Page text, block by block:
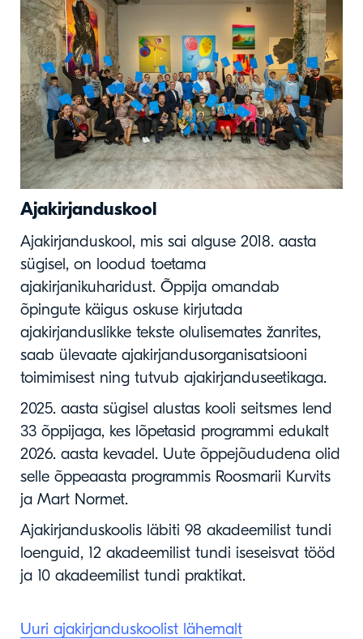
Ajakirjanduskool
Ajakirjanduskool, mis sai alguse 2018. aasta
sügisel, on loodud toetama
ajakirjanikuharidust. Õppija omandab
õpingute käigus oskuse kirjutada
ajakirjanduslikke tekste olulisemates žanrites,
saab ülevaate ajakirjandusorganisatsiooni
toimimisest ning tutvub ajakirjanduseetikaga.
2025. aasta sügisel alustas kooli seitsmes lend
33 õppijaga, kes lõpetasid programmi edukalt
2026. aasta kevadel. Uute õppejõududena olid
selle õppeaasta programmis Roosmarii Kurvits
ja Mart Normet.
Ajakirjanduskoolis läbiti 98 akadeemilist tundi
loenguid, 12 akadeemilist tundi iseseisvat tööd
ja 10 akadeemilist tundi praktikat.
Uuri ajakirjanduskoolist lähemalt